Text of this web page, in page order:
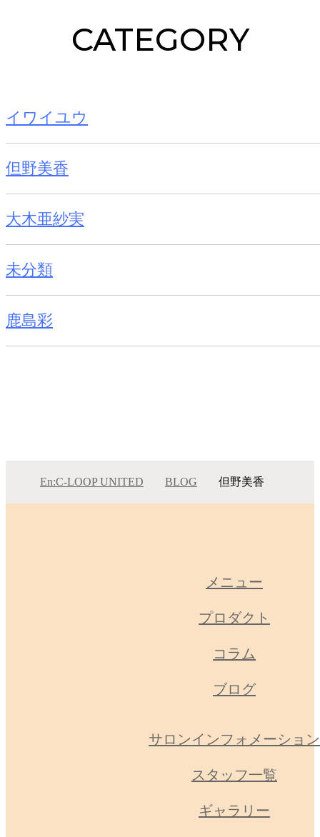
CATEGORY
イワイユウ
但野美香
大木亜紗実
未分類
鹿島彩
En:C-LOOP UNITED BLOG 但野美香
メニュー
プロダクト
コラム
ブログ
サロンインフォメーション
スタッフ一覧
ギャラリー